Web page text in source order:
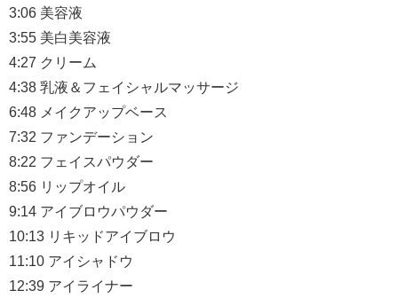
3:06 美容液
3:55 美白美容液
4:27 クリーム
4:38 乳液＆フェイシャルマッサージ
6:48 メイクアップベース
7:32 ファンデーション
8:22 フェイスパウダー
8:56 リップオイル
9:14 アイブロウパウダー
10:13 リキッドアイブロウ
11:10 アイシャドウ
12:39 アイライナー